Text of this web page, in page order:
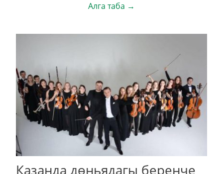
Алга таба →
Казанда дөньядагы беренче